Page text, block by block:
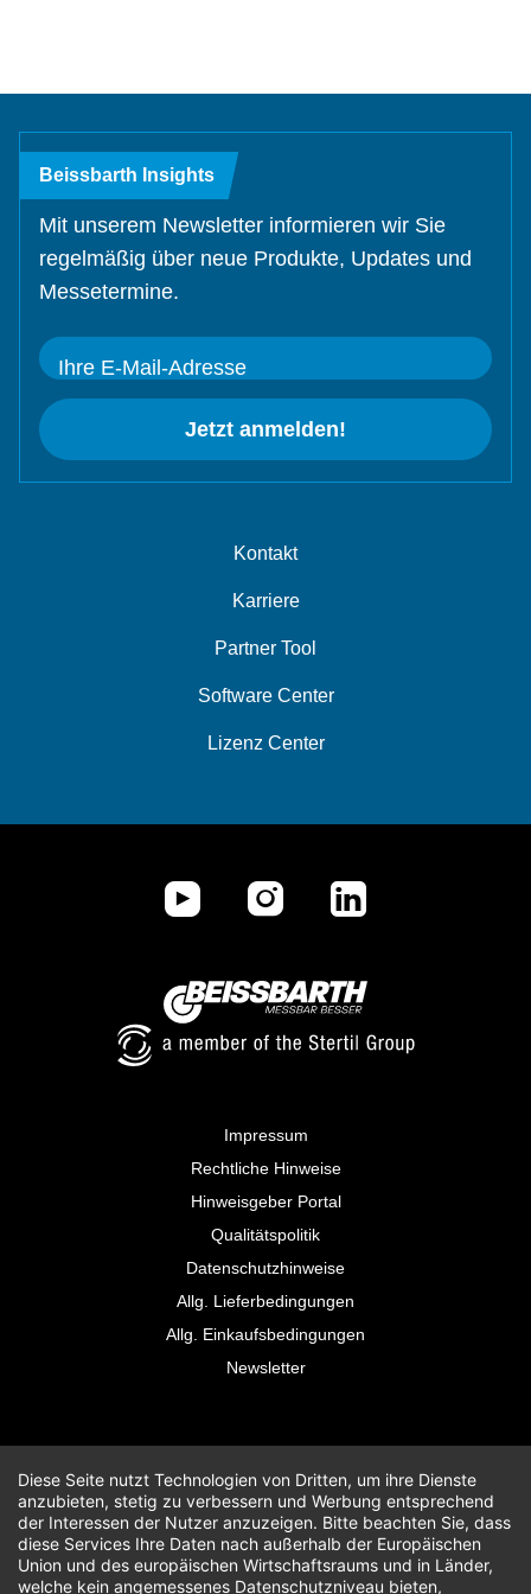
Kontakt
Karriere
Partner Tool
Software Center
Lizenz Center
Beissbarth Insights
Mit unserem Newsletter informieren wir Sie
regelmäßig über neue Produkte, Updates und
Messetermine.
Ihre E-Mail-Adresse
Jetzt anmelden!
Impressum
Rechtliche Hinweise
Hinweisgeber Portal
Qualitätspolitik
Datenschutzhinweise
Allg. Lieferbedingungen
Allg. Einkaufsbedingungen
Newsletter
Diese Seite nutzt Technologien von Dritten, um ihre Dienste
anzubieten, stetig zu verbessern und Werbung entsprechend
der Interessen der Nutzer anzuzeigen. Bitte beachten Sie, dass
diese Services Ihre Daten nach außerhalb der Europäischen
Union und des europäischen Wirtschaftsraums und in Länder,
welche kein angemessenes Datenschutzniveau bieten,